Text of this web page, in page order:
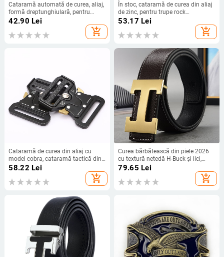
Cataramă automată de curea, aliaj,
formă dreptunghiulară, pentru
bărbați, stil de afaceri
42.90 Lei
add_shopping_cart
În stoc, cataramă de curea din aliaj
de zinc, pentru trupe rock
finlandeze, din denim occidental,
american, aprovizionare electronică
53.17 Lei
add_shopping_cart
Cataramă de curea din aliaj cu
model cobra, cataramă tactică din
plăci, formă dreptunghiulară,
58.22 Lei
add_shopping_cart
Curea bărbătească din piele 2026
cu textură netedă H-Buck și lici,
elegantă, casual, modernă,
versatilă, potrivită pentru bărbați de
vârstă mijlocie și tineri cu pantaloni
79.65 Lei
add_shopping_cart